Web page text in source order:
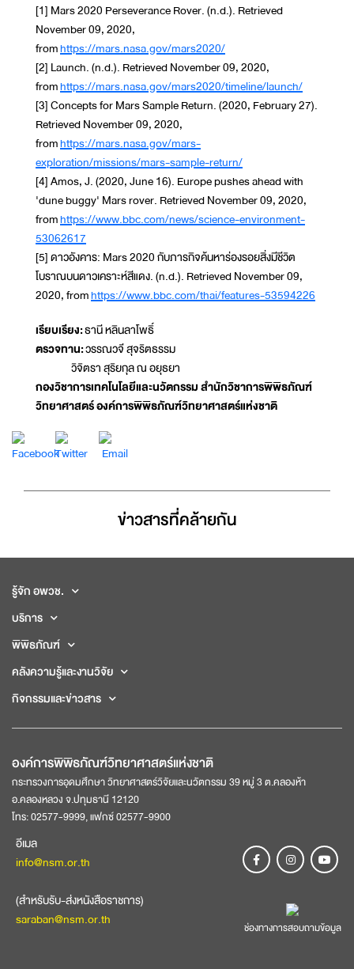
[1] Mars 2020 Perseverance Rover. (n.d.). Retrieved
November 09, 2020,
fromhttps://mars.nasa.gov/mars2020/
[2] Launch. (n.d.). Retrieved November 09, 2020,
fromhttps://mars.nasa.gov/mars2020/timeline/launch/
[3] Concepts for Mars Sample Return. (2020, February 27).
Retrieved November 09, 2020,
fromhttps://mars.nasa.gov/mars-
exploration/missions/mars-sample-return/
[4] Amos, J. (2020, June 16). Europe pushes ahead with
'dune buggy' Mars rover. Retrieved November 09, 2020,
fromhttps://www.bbc.com/news/science-environment-
53062617
[5] ดาวอังคาร: Mars 2020 กับภารกิจค้นหาร่องรอยสิ่งมีชีวิต
โบราณบนดาวเคราะห์สีแดง. (n.d.). Retrieved November 09,
2020, fromhttps://www.bbc.com/thai/features-53594226
เรียบเรียง:ธานี หลินลาโพธิ์
ตรวจทาน:วรรณวจี สุจริตธรรม
วิจิตรา สุริยกุล ณ อยุธยา
กองวิชาการเทคโนโลยีและนวัตกรรม สำนักวิชาการพิพิธภัณฑ์
วิทยาศาสตร์ องค์การพิพิธภัณฑ์วิทยาศาสตร์แห่งชาติ
ข่าวสารที่่คล้ายกัน
รู้จัก อพวช.
บริการ
พิพิธภัณฑ์
คลังความรู้และงานวิจัย
กิจกรรมและข่าวสาร
องค์การพิพิธภัณฑ์วิทยาศาสตร์แห่งชาติ
กระทรวงการอุดมศึกษา วิทยาศาสตร์วิจัยและนวัตกรรม 39 หมู่ 3 ต.คลองห้า
อ.คลองหลวง จ.ปทุมธานี 12120
โทร: 02577-9999, แฟกซ์ 02577-9900
อีเมล
info@nsm.or.th
(สำหรับรับ-ส่งหนังสือราชการ)
saraban@nsm.or.th
ช่องทางการสอบถามข้อมูล